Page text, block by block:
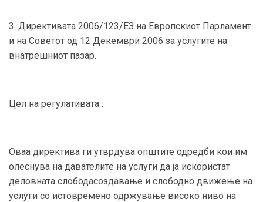
3. Директивата 2006/123/ЕЗ на Европскиот Парламент
и на Советот од 12 Декември 2006 за услугите на
внатрешниот пазар.
Цел на регулативата :
Оваа директива ги утврдува општите одредби кои им
олеснува на давателите на услуги да ја искористат
деловната слободасоздавање и слободно движење на
услуги со истовремено одржување високо ниво на